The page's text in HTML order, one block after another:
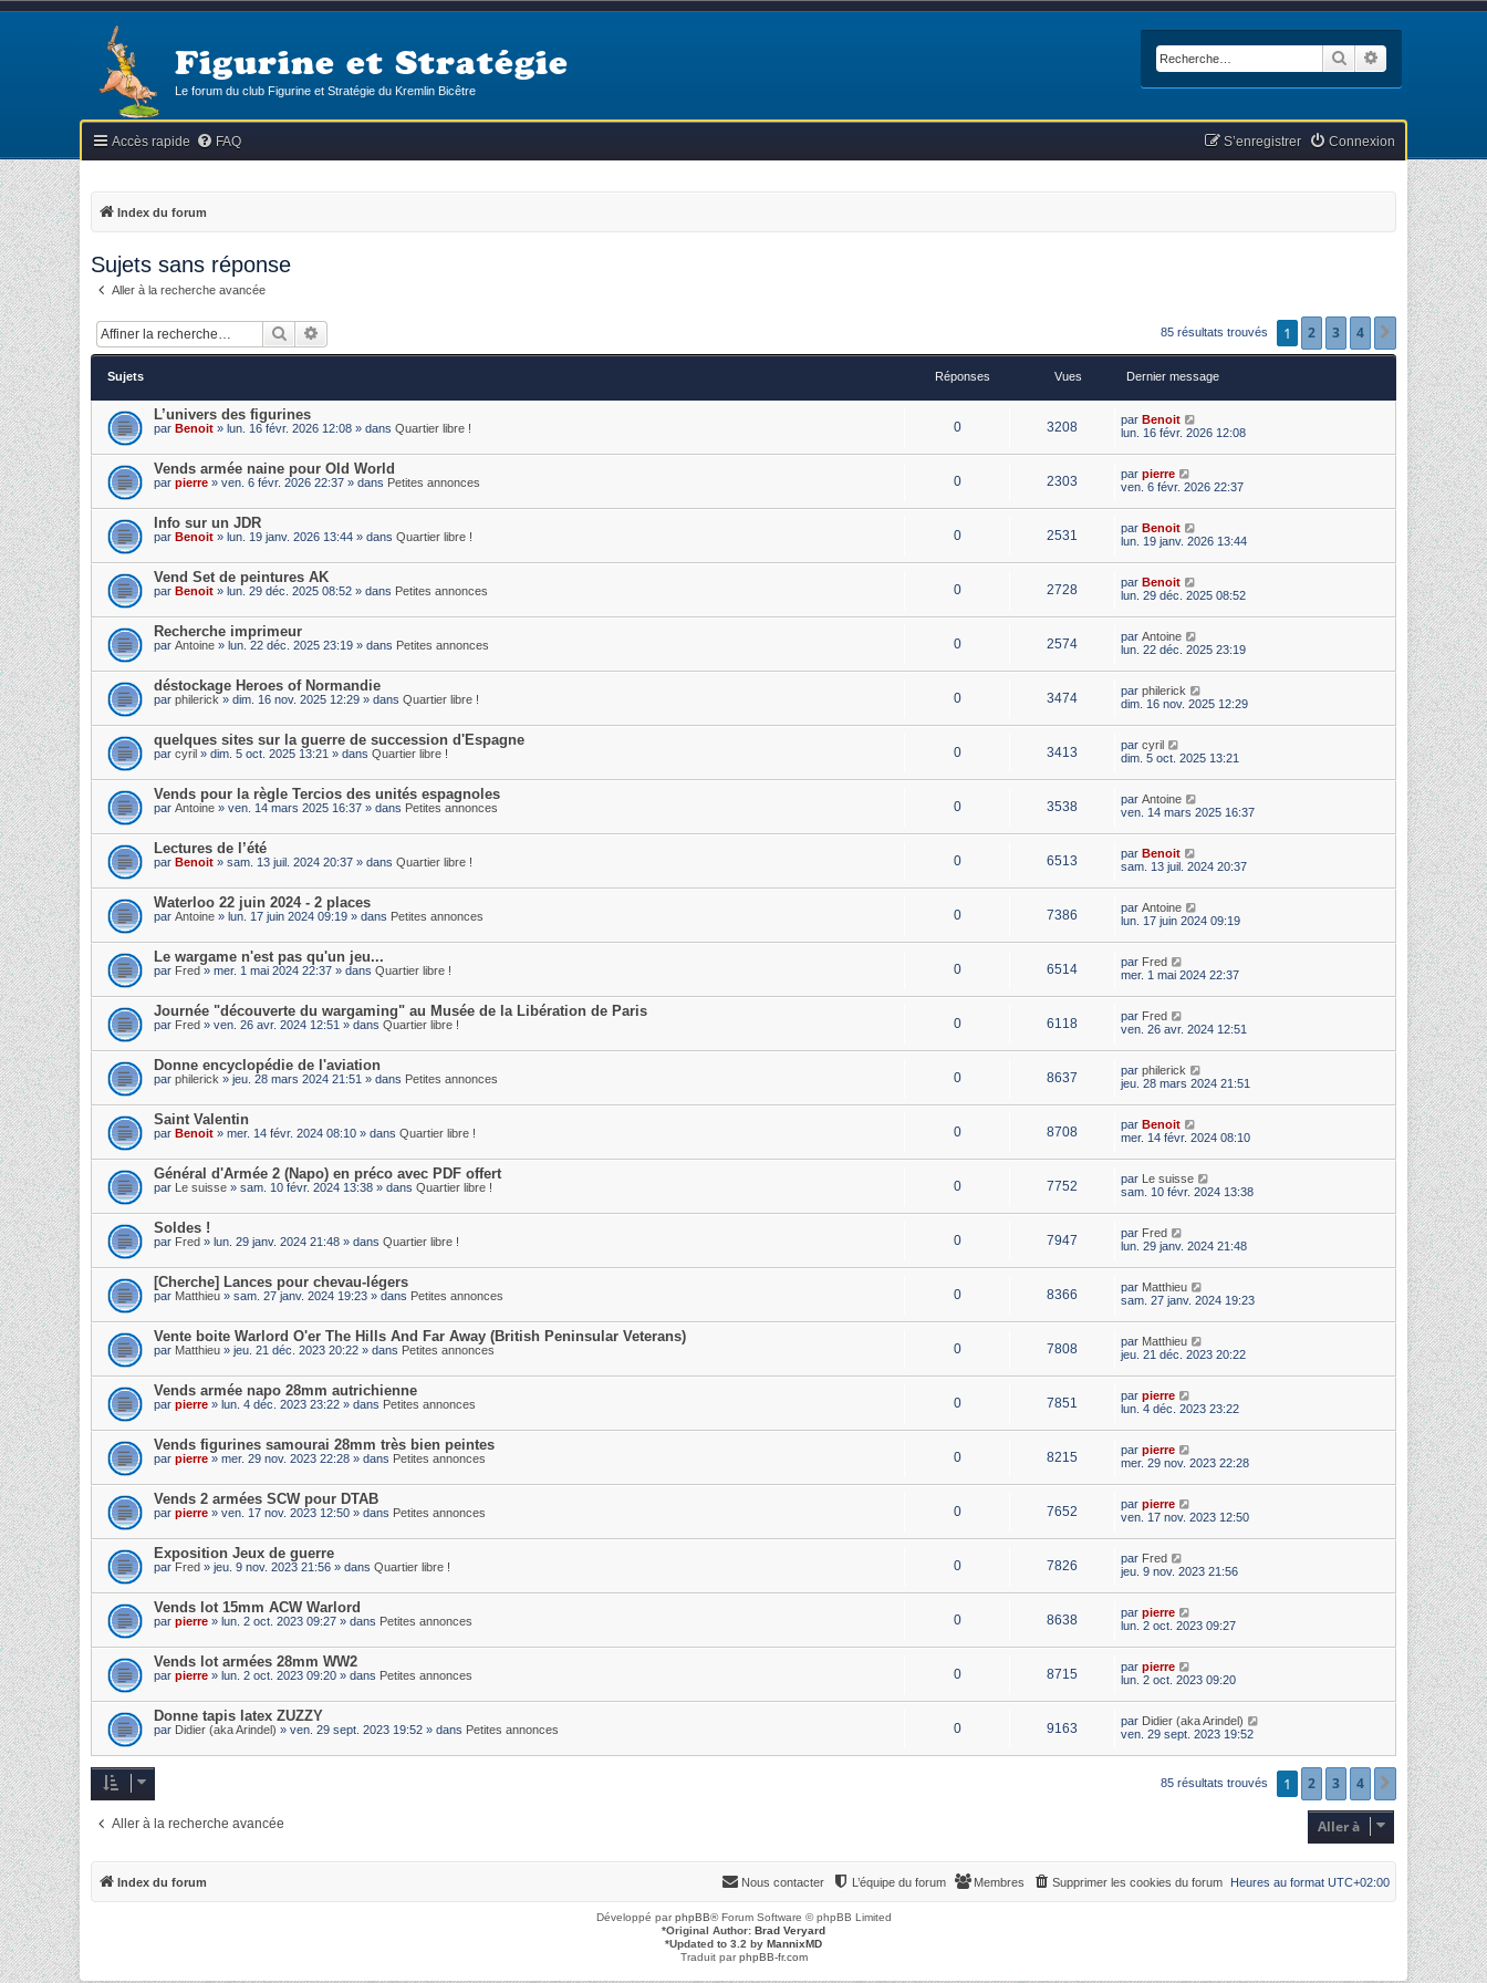
Figurine et Stratégie
Le forum du club Figurine et Stratégie du Kremlin Bicêtre
Rechercher
Accès rapide FAQ Connexion
S’enregistrer
Index du forum
Sujets sans réponse
Aller à la recherche avancée
Rechercher 85 résultats trouvés 1 2 3 4 Suivante
Sujets Réponses Vues Dernier message
L’univers des figurines
par Benoit » lun. 16 févr. 2026 12:08 » dans Quartier libre ! 0 3208 par Benoit
lun. 16 févr. 2026 12:08
Vends armée naine pour Old World
par pierre » ven. 6 févr. 2026 22:37 » dans Petites annonces 0 2303 par pierre
ven. 6 févr. 2026 22:37
Info sur un JDR
par Benoit » lun. 19 janv. 2026 13:44 » dans Quartier libre ! 0 2531 par Benoit
lun. 19 janv. 2026 13:44
Vend Set de peintures AK
par Benoit » lun. 29 déc. 2025 08:52 » dans Petites annonces 0 2728 par Benoit
lun. 29 déc. 2025 08:52
Recherche imprimeur
par Antoine » lun. 22 déc. 2025 23:19 » dans Petites annonces 0 2574 par Antoine
lun. 22 déc. 2025 23:19
déstockage Heroes of Normandie
par philerick » dim. 16 nov. 2025 12:29 » dans Quartier libre ! 0 3474 par philerick
dim. 16 nov. 2025 12:29
quelques sites sur la guerre de succession d'Espagne
par cyril » dim. 5 oct. 2025 13:21 » dans Quartier libre ! 0 3413 par cyril
dim. 5 oct. 2025 13:21
Vends pour la règle Tercios des unités espagnoles
par Antoine » ven. 14 mars 2025 16:37 » dans Petites annonces 0 3538 par Antoine
ven. 14 mars 2025 16:37
Lectures de l’été
par Benoit » sam. 13 juil. 2024 20:37 » dans Quartier libre ! 0 6513 par Benoit
sam. 13 juil. 2024 20:37
Waterloo 22 juin 2024 - 2 places
par Antoine » lun. 17 juin 2024 09:19 » dans Petites annonces 0 7386 par Antoine
lun. 17 juin 2024 09:19
Le wargame n'est pas qu'un jeu...
par Fred » mer. 1 mai 2024 22:37 » dans Quartier libre ! 0 6514 par Fred
mer. 1 mai 2024 22:37
Journée "découverte du wargaming" au Musée de la Libération de Paris
par Fred » ven. 26 avr. 2024 12:51 » dans Quartier libre ! 0 6118 par Fred
ven. 26 avr. 2024 12:51
Donne encyclopédie de l'aviation
par philerick » jeu. 28 mars 2024 21:51 » dans Petites annonces 0 8637 par philerick
jeu. 28 mars 2024 21:51
Saint Valentin
par Benoit » mer. 14 févr. 2024 08:10 » dans Quartier libre ! 0 8708 par Benoit
mer. 14 févr. 2024 08:10
Général d'Armée 2 (Napo) en préco avec PDF offert
par Le suisse » sam. 10 févr. 2024 13:38 » dans Quartier libre ! 0 7752 par Le suisse
sam. 10 févr. 2024 13:38
Soldes !
par Fred » lun. 29 janv. 2024 21:48 » dans Quartier libre ! 0 7947 par Fred
lun. 29 janv. 2024 21:48
[Cherche] Lances pour chevau-légers
par Matthieu » sam. 27 janv. 2024 19:23 » dans Petites annonces 0 8366 par Matthieu
sam. 27 janv. 2024 19:23
Vente boite Warlord O'er The Hills And Far Away (British Peninsular Veterans)
par Matthieu » jeu. 21 déc. 2023 20:22 » dans Petites annonces 0 7808 par Matthieu
jeu. 21 déc. 2023 20:22
Vends armée napo 28mm autrichienne
par pierre » lun. 4 déc. 2023 23:22 » dans Petites annonces 0 7851 par pierre
lun. 4 déc. 2023 23:22
Vends figurines samourai 28mm très bien peintes
par pierre » mer. 29 nov. 2023 22:28 » dans Petites annonces 0 8215 par pierre
mer. 29 nov. 2023 22:28
Vends 2 armées SCW pour DTAB
par pierre » ven. 17 nov. 2023 12:50 » dans Petites annonces 0 7652 par pierre
ven. 17 nov. 2023 12:50
Exposition Jeux de guerre
par Fred » jeu. 9 nov. 2023 21:56 » dans Quartier libre ! 0 7826 par Fred
jeu. 9 nov. 2023 21:56
Vends lot 15mm ACW Warlord
par pierre » lun. 2 oct. 2023 09:27 » dans Petites annonces 0 8638 par pierre
lun. 2 oct. 2023 09:27
Vends lot armées 28mm WW2
par pierre » lun. 2 oct. 2023 09:20 » dans Petites annonces 0 8715 par pierre
lun. 2 oct. 2023 09:20
Donne tapis latex ZUZZY
par Didier (aka Arindel) » ven. 29 sept. 2023 19:52 » dans Petites annonces 0 9163 par Didier (aka Arindel)
ven. 29 sept. 2023 19:52
85 résultats trouvés 1 2 3 4 Suivante
Aller à la recherche avancée Aller à
Index du forum Heures au format UTC+02:00
Supprimer les cookies du forum
Membres
L’équipe du forum
Nous contacter
Développé parphpBB® Forum Software © phpBB Limited
*Original Author: Brad Veryard
*Updated to 3.2 by MannixMD
Traduit parphpBB-fr.com